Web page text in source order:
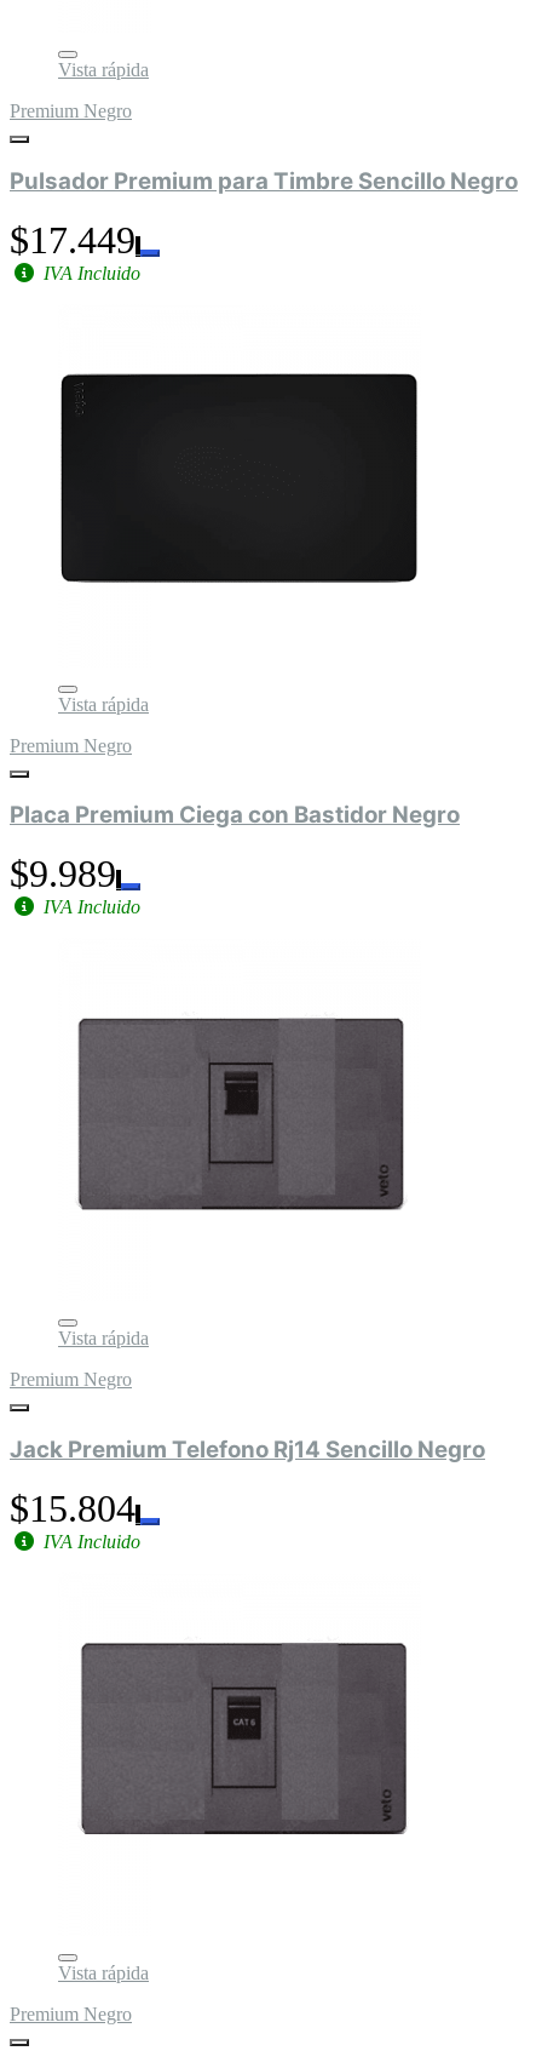
Vista rápida
Premium Negro
Pulsador Premium para Timbre Sencillo Negro
$17.449
IVA Incluido
Vista rápida
Premium Negro
Placa Premium Ciega con Bastidor Negro
$9.989
IVA Incluido
Vista rápida
Premium Negro
Jack Premium Telefono Rj14 Sencillo Negro
$15.804
IVA Incluido
Vista rápida
Premium Negro